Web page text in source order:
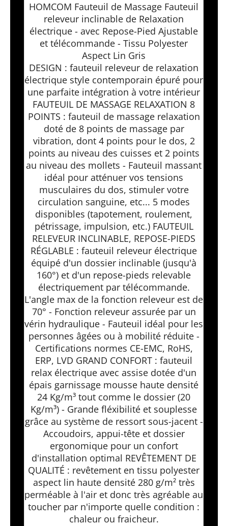
HOMCOM Fauteuil de Massage Fauteuil
releveur inclinable de Relaxation
électrique - avec Repose-Pied Ajustable
et télécommande - Tissu Polyester
Aspect Lin Gris
DESIGN : fauteuil releveur de relaxation
électrique style contemporain épuré pour
une parfaite intégration à votre intérieur
FAUTEUIL DE MASSAGE RELAXATION 8
POINTS : fauteuil de massage relaxation
doté de 8 points de massage par
vibration, dont 4 points pour le dos, 2
points au niveau des cuisses et 2 points
au niveau des mollets - Fauteuil massant
idéal pour atténuer vos tensions
musculaires du dos, stimuler votre
circulation sanguine, etc... 5 modes
disponibles (tapotement, roulement,
pétrissage, impulsion, etc.) FAUTEUIL
RELEVEUR INCLINABLE, REPOSE-PIEDS
RÉGLABLE : fauteuil releveur électrique
équipé d'un dossier inclinable (jusqu'à
160°) et d'un repose-pieds relevable
électriquement par télécommande.
L'angle max de la fonction releveur est de
70° - Fonction releveur assurée par un
vérin hydraulique - Fauteuil idéal pour les
personnes âgées ou à mobilité réduite -
Certifications normes CE-EMC, RoHS,
ERP, LVD GRAND CONFORT : fauteuil
relax électrique avec assise dotée d'un
épais garnissage mousse haute densité
24 Kg/m³ tout comme le dossier (20
Kg/m³) - Grande fléxibilité et souplesse
grâce au système de ressort sous-jacent -
Accoudoirs, appui-tête et dossier
ergonomique pour un confort
d'installation optimal REVÊTEMENT DE
QUALITÉ : revêtement en tissu polyester
aspect lin haute densité 280 g/m² très
perméable à l'air et donc très agréable au
toucher par n'importe quelle condition :
chaleur ou fraicheur.